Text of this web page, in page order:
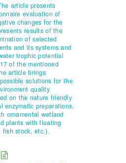
article presents
evaluation of
changes for the
results of the
of selected
and its systems and
trophic potential
of the mentioned
article brings
solutions for the
quality
on the nature friendly
enzymatic preparations,
ornamental wetland
plants with floating
fish stock, etc.).